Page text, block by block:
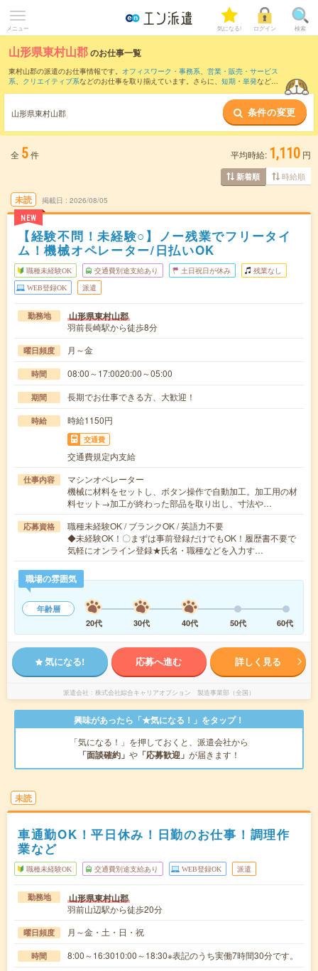
メニュー 気になる! ログイン 検索
山形県東村山郡のお仕事一覧
東村山郡の派遣のお仕事情報です。 オフィスワーク・事務系、 営業・販売・サービス
系、 クリエイティブ系などのお仕事を取り揃えています。さらに、 短期 ・ 単発などの
また、山形市・天童市
など隣接エリアのお仕事もご確認いただ
けます。
山形県東村山郡 条件の変更
全 5件 平均時給: 1,110 円
新着順 時給順
未読
NEW
掲載日 2026/08/05
【経験不問！未経験○】ノー残業でフリータイ
ム！機械オペレーター/日払いOK
職種未経験OK 交通費別途支給あり 土日祝日が休み 残業なし
WEB登録OK 派遣
勤務地 山形県東村山郡
羽前長崎駅から徒歩8分
曜日頻度 月～金
時間 08:00～17:0020:00～05:00
期間 長期でお仕事できる方、大歓迎！
時給 時給1150円
交通費
交通費規定内支給
仕事内容
マシンオペレーター
機械に材料をセットし、ボタン操作で自動加工。加工用の材
料セット→加工が終わった部品を取り出し、寸法や…
応募資格
職種未経験OK / ブランクOK / 英語力不要
◆未経験OK！〇まずは事前登録だけでもOK！履歴書不要で
気軽にオンライン登録★氏名・職種などを入力す…
職場の雰囲気
年齢層
20代
30代 40代 50代 60代
気になる! 応募へ進む 詳しく見る
派遣会社 株式会社綜合キャリアオプション 製造事業部（全国）
興味があったら「★気になる！」をタップ！
「気になる！」を押しておくと、派遣会社から
「面談確約」 や 「応募歓迎」 が届きます！
未読
車通勤OK！平日休み！日勤のお仕事！調理作
業など
職種未経験OK 交通費別途支給あり WEB登録OK 派遣
勤務地 山形県東村山郡
羽前山辺駅から徒歩20分
曜日頻度 月～金・土・日・祝
時間 8:00～16:3010:00～18:30※表記のうち実働7時間30分です。